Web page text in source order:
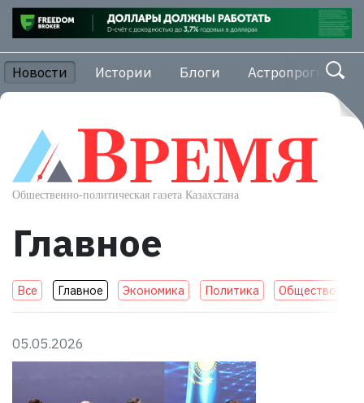
Новости Истории Блоги Астропрогноз
Главное
Все Главное Экономика Политика Общество
05.05.2026